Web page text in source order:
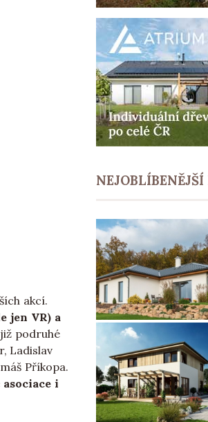
akcí.
jen VR) a
podruhé
Ladislav
Příkopa.
asociace i